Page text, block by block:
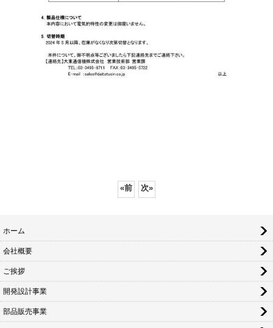
«前 次»
ホーム
会社概要
ご挨拶
開発設計事業
部品販売事業